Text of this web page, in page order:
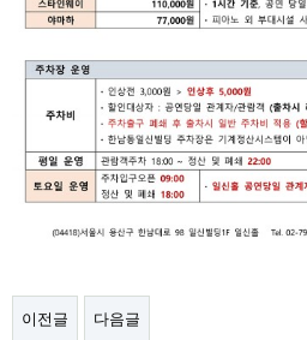
이전글 다음글